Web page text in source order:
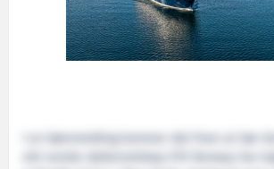
I en børsmelding kommer det fram at Sør-
sitt norske datterselskap STX Norway har